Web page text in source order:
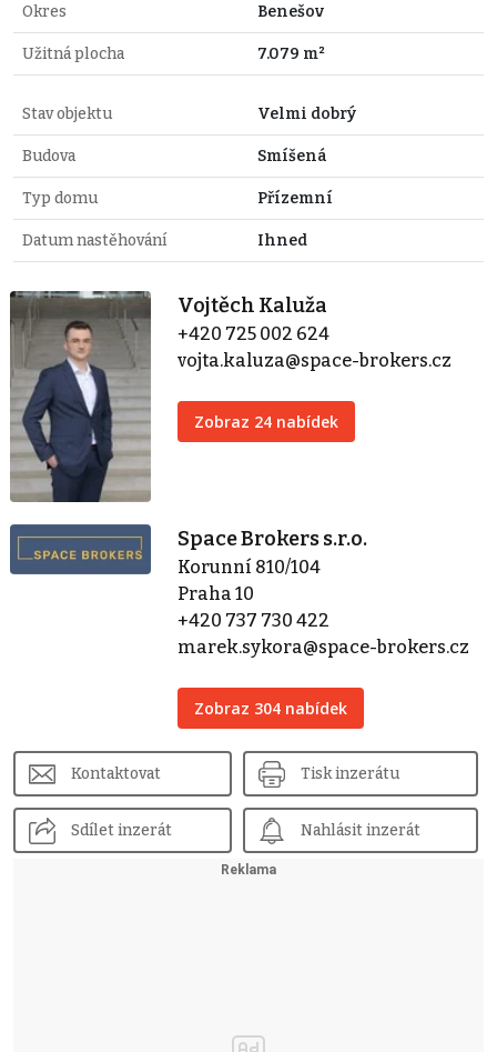
Okres Benešov
Užitná plocha 7.079 m²
Stav objektu Velmi dobrý
Budova Smíšená
Typ domu Přízemní
Datum nastěhování Ihned
Vojtěch Kaluža
+420 725 002 624
vojta.kaluza@space-brokers.cz
Zobraz 24 nabídek
Space Brokers s.r.o.
Korunní 810/104
Praha 10
+420 737 730 422
marek.sykora@space-brokers.cz
Zobraz 304 nabídek
Kontaktovat Tisk inzerátu
Sdílet inzerát Nahlásit inzerát